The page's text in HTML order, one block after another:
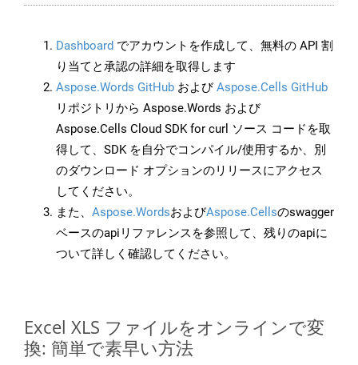
Dashboard でアカウントを作成して、無料の API 割
り当てと承認の詳細を取得します
Aspose.Words GitHub およびAspose.Cells GitHub
リポジトリから Aspose.Words および
Aspose.Cells Cloud SDK for curl ソース コードを取
得して、SDK を自分でコンパイル/使用するか、別
のダウンロード オプションのリリースにアクセス
してください。
また、 Aspose.WordsおよびAspose.Cellsのswagger
ベースのapiリファレンスを参照して、残りのapiに
ついて詳しく確認してください。
Excel XLS ファイルをオンラインで変
換: 簡単で素早い方法